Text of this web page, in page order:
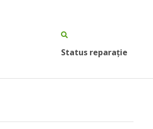
Status reparație